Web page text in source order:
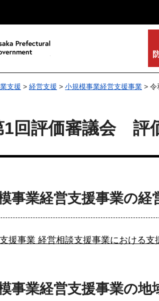
支援 > 経営支援 > 小規模事業経営支援事業 >
回評価審議会 評
事業経営支援事業の
援事業 経営相談支援事業における支
事業経営支援事業の